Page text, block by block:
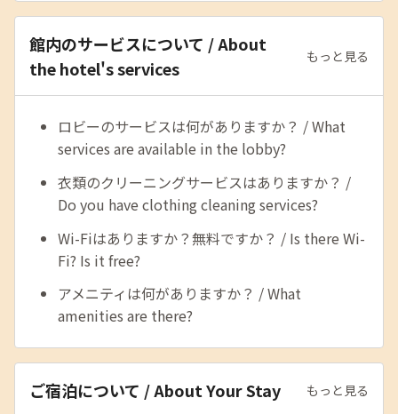
館内のサービスについて / About
the hotel's services
もっと見る
ロビーのサービスは何がありますか？ / What
services are available in the lobby?
衣類のクリーニングサービスはありますか？ /
Do you have clothing cleaning services?
Wi-Fiはありますか？無料ですか？ / Is there Wi-
Fi? Is it free?
アメニティは何がありますか？ / What
amenities are there?
ご宿泊について / About Your Stay もっと見る